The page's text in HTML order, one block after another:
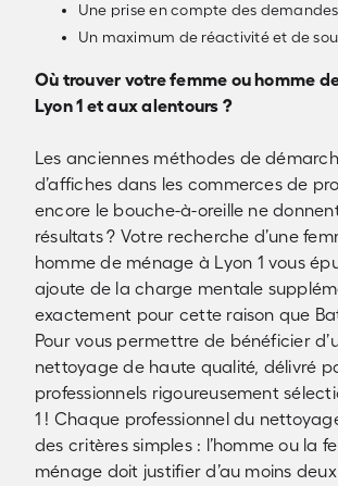
Une prise en compte des demandes
Un maximum de réactivité et de
Où trouver votre femme ou homme
Lyon 1 et aux alentours ?
Les anciennes méthodes de
d’affiches dans les commerces de
encore le bouche-à-oreille ne
résultats ? Votre recherche d’une
homme de ménage à Lyon 1 vous
ajoute de la charge mentale
exactement pour cette raison que
Pour vous permettre de bénéficier
nettoyage de haute qualité, délivré
professionnels rigoureusement
1 ! Chaque professionnel du
des critères simples : l’homme ou la
ménage doit justifier d’au moins